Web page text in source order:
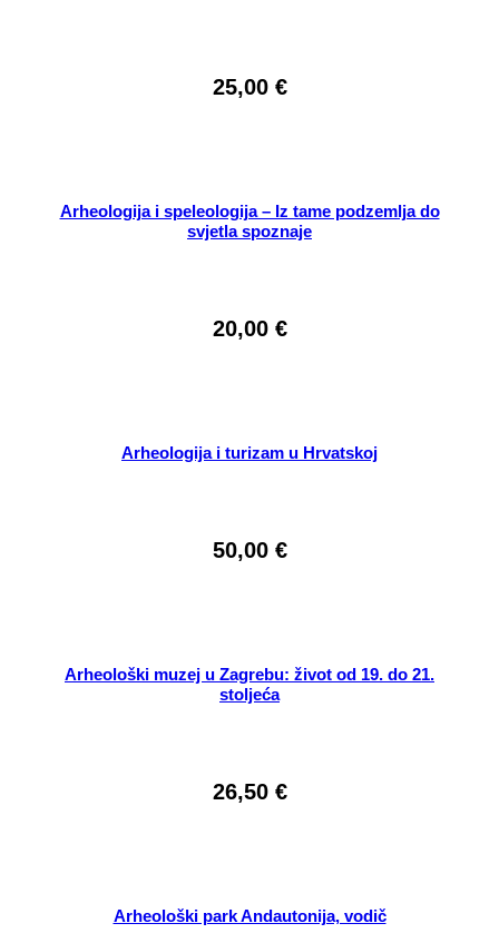
25,00 €
Arheologija i speleologija – Iz tame podzemlja do
svjetla spoznaje
20,00 €
Arheologija i turizam u Hrvatskoj
50,00 €
Arheološki muzej u Zagrebu: život od 19. do 21.
stoljeća
26,50 €
Arheološki park Andautonija, vodič